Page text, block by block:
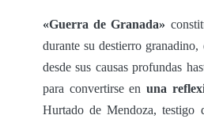
«Guerra de Granada»
durante su destierro
desde sus causas profundas
para convertirse enuna
Hurtado de Mendoza, testigo